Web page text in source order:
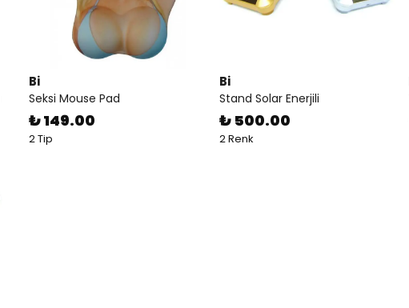
Bi
Seksi Mouse Pad
₺ 149.00
2 Tip
Bi
Stand Solar Enerjili
₺ 500.00
2 Renk